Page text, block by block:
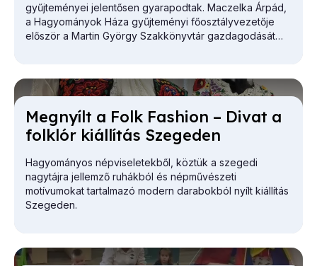
gyűjteményei jelentősen gyarapodtak. Maczelka Árpád,
a Hagyományok Háza gyűjteményi főosztályvezetője
először a Martin György Szakkönyvtár gazdagodását
Meg­nyílt a Folk Fashi­on – Di­vat a
folk­lór ki­ál­lí­tás Sze­ge­den
Hagyományos népviseletekből, köztük a szegedi
nagytájra jellemző ruhákból és népművészeti
motívumokat tartalmazó modern darabokból nyílt kiállítás
Szegeden.